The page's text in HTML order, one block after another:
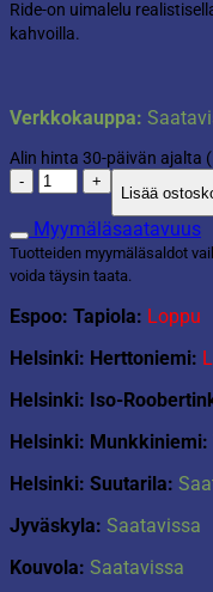
oli:
17,90 €.
on:
Ride-on uimalelu
kahvoilla.
Verkkokauppa:
Alin hinta 30-päivän ajalta (
Matelija
ride-
on
määrä
Lisää
Myymäläsaatavuus
Tuotteiden myymäläsaldot
voida täysin taata.
Espoo: Tapiola: Loppu
Helsinki: Herttoniemi:
Helsinki: Iso-
Helsinki: Munkkiniemi:
Helsinki: Suutarila:
Jyväskyla: Saatavissa
Kouvola: Saatavissa